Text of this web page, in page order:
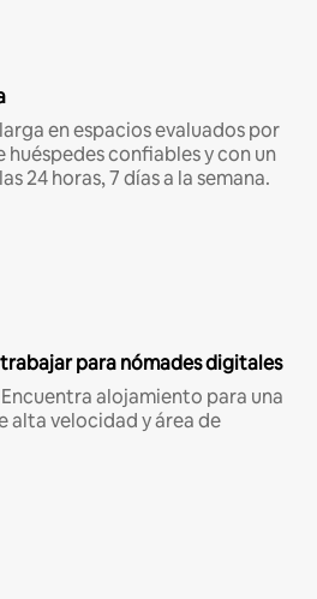
en espacios evaluados por
confiables y con un
24 horas, 7 días a la semana.
para nómades digitales
alojamiento para una
alta velocidad y área de